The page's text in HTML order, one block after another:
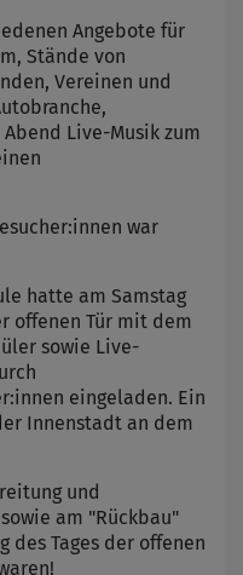
Angebote für
Stände von
Vereinen und
Live-Musik zum
war
hatte am Samstag
offenen Tür mit dem
sowie Live-
eingeladen. Ein
Innenstadt an dem
und
am "Rückbau"
des Tages der offenen